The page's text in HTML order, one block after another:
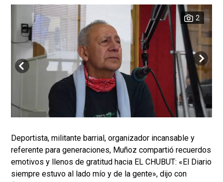
2
Deportista, militante barrial, organizador incansable y
referente para generaciones, Muñoz compartió recuerdos
emotivos y llenos de gratitud hacia EL CHUBUT: «El Diario
siempre estuvo al lado mío y de la gente», dijo con